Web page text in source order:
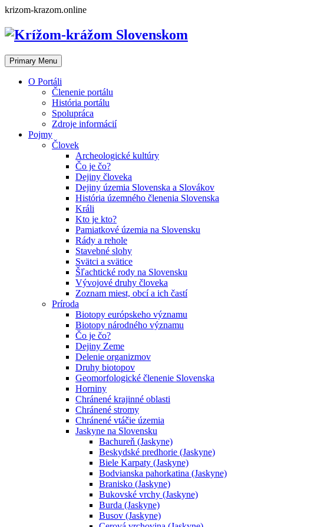
Skip
content
krizom-krazom.online
Primary Menu
O Portáli
Členenie portálu
História portálu
Spolupráca
Zdroje informácií
Pojmy
Človek
Archeologické kultúry
Čo je čo?
Dejiny človeka
Dejiny územia Slovenska a Slovákov
História územného členenia Slovenska
Králi
Kto je kto?
Pamiatkové územia na Slovensku
Rády a rehole
Stavebné slohy
Svätci a svätice
Šľachtické rody na Slovensku
Vývojové druhy človeka
Zoznam miest, obcí a ich častí
Príroda
Biotopy európskeho významu
Biotopy národného významu
Čo je čo?
Dejiny Zeme
Delenie organizmov
Druhy biotopov
Geomorfologické členenie Slovenska
Horniny
Chránené krajinné oblasti
Chránené stromy
Chránené vtáčie územia
Jaskyne na Slovensku
Bachureň (Jaskyne)
Beskydské predhorie (Jaskyne)
Biele Karpaty (Jaskyne)
Bodvianska pahorkatina (Jaskyne)
Branisko (Jaskyne)
Bukovské vrchy (Jaskyne)
Burda (Jaskyne)
Busov (Jaskyne)